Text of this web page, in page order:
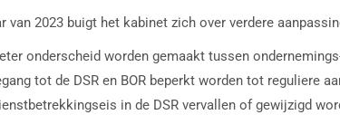
van 2023 buigt het kabinet zich over verdere
onderscheid worden gemaakt tussen
tot de DSR en BOR beperkt worden tot reguliere
in de DSR vervallen of gewijzigd